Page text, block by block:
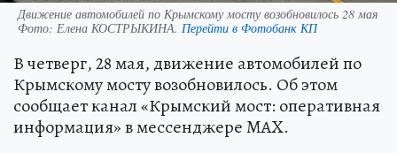
Движение автомобилей по Крымскому мосту возобновилось 28 мая
Фото: Елена КОСТРЫКИНА. Перейти в Фотобанк КП
В четверг, 28 мая, движение автомобилей по
Крымскому мосту возобновилось. Об этом
сообщает канал «Крымский мост: оперативная
информация» в мессенджере MAX.